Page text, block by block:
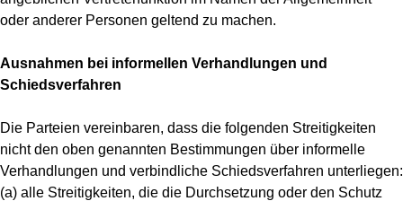
oder anderer Personen geltend zu machen.
Ausnahmen bei informellen Verhandlungen und
Schiedsverfahren
Die Parteien vereinbaren, dass die folgenden Streitigkeiten
nicht den oben genannten Bestimmungen über informelle
Verhandlungen und verbindliche Schiedsverfahren unterliegen:
(a) alle Streitigkeiten, die die Durchsetzung oder den Schutz